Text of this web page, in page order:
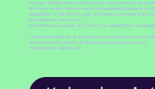
Nach der erfolgreichen Premiere geht Lehrstelle4u in die
Am Event «Lehrstelle4u» lernst du Ausbildungsbetriebe aus
Augenhöhe. Stell deine Fragen, entdecke spannende
Unternehmen, wer du bist.
Viele Betriebe suchen aktiv nach ihren zukünftigen Lernenden.
Lehrstelle4u bietet dir die Chance, wertvolle Kontakte zu
entscheidenden Schritt in Richtung Lehrstelle zu machen.
Deine Zukunft beginnt hier.